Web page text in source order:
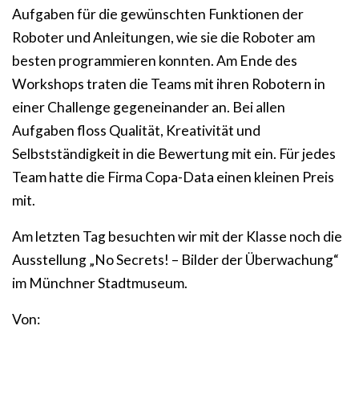
Aufgaben für die gewünschten Funktionen der
Roboter und Anleitungen, wie sie die Roboter am
besten programmieren konnten. Am Ende des
Workshops traten die Teams mit ihren Robotern in
einer Challenge gegeneinander an. Bei allen
Aufgaben floss Qualität, Kreativität und
Selbstständigkeit in die Bewertung mit ein. Für jedes
Team hatte die Firma Copa-Data einen kleinen Preis
mit.
Am letzten Tag besuchten wir mit der Klasse noch die
Ausstellung „No Secrets! – Bilder der Überwachung“
im Münchner Stadtmuseum.
Von: